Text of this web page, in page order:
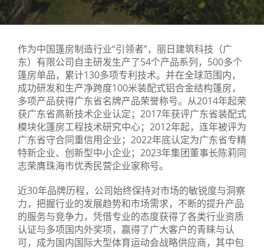
作为中国篷房制造行业“引领者”，丽日建筑科技（广
东）有限公司自主研发生产了54个产品系列，500多个
篷房单品，累计130多项专利技术。并在全球范围内，
成功研发和生产净跨度100米装配式铝合金结构篷房，
多项产品获得广东省名牌产品荣誉称号。从2014年起荣
获广东省高新技术企业认定；2017年获评广东省装配式
模块化篷房工程技术研究中心；2012年起，连年被评为
广东省守合同重信用企业；2022年底认定为广东省专精
特新企业、创新型中小企业；2023年集团董事长陈莉同
志荣膺珠海市优秀民营企业家称号。
近30年品牌历程，公司始终保持对市场的敏锐度与洞察
力，把握行业的发展趋势和市场需求，不断的提升产品
的服务与竞争力，凭借专业的态度获得了各类行业资质
认证与多项国内外奖项，赢得了广大客户的青睐与认
可，成为国内国际大型体育运动会战略供应商，其中包